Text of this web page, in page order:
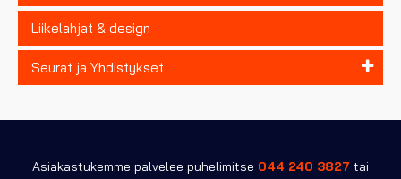
Liikelahjat & design
Seurat ja Yhdistykset
Asiakastukemme palvelee puhelimitse 044 240 3827 tai